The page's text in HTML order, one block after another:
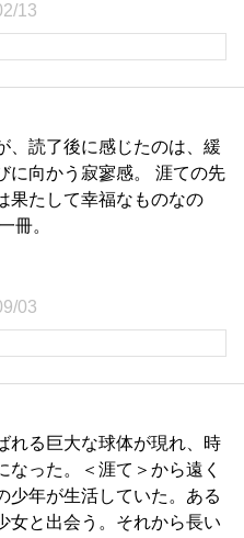
13
、読了後に感じたのは、緩
に向かう寂寥感。 涯ての先
果たして幸福なものなの
冊。
03
れる巨大な球体が現れ、時
なった。＜涯て＞から遠く
少年が生活していた。ある
女と出会う。それから長い